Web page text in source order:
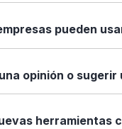
una descripción
usuarios. Queremos
pueden
está diseñado para
presupuesto o
opinión o
un software
herramientas